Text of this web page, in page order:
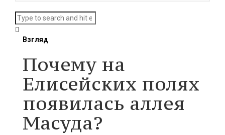
Взгляд
Почему на
Елисейских полях
появилась аллея
Масуда?